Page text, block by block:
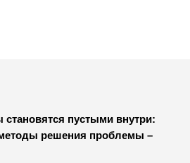
пустыми внутри:
решения проблемы –